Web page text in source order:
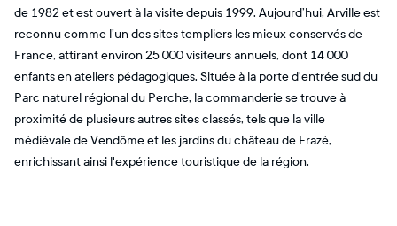
de 1982 et est ouvert à la visite depuis 1999. Aujourd’hui, Arville est
reconnu comme l’un des sites templiers les mieux conservés de
France, attirant environ 25 000 visiteurs annuels, dont 14 000
enfants en ateliers pédagogiques. Située à la porte d'entrée sud du
Parc naturel régional du Perche, la commanderie se trouve à
proximité de plusieurs autres sites classés, tels que la ville
médiévale de Vendôme et les jardins du château de Frazé,
enrichissant ainsi l'expérience touristique de la région.